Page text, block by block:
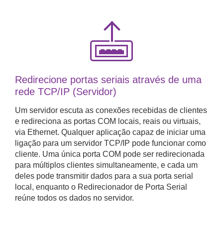
Redirecione portas seriais através de uma
rede TCP/IP (Servidor)
Um servidor escuta as conexões recebidas de clientes
e redireciona as portas COM locais, reais ou virtuais,
via Ethernet. Qualquer aplicação capaz de iniciar uma
ligação para um servidor TCP/IP pode funcionar como
cliente. Uma única porta COM pode ser redirecionada
para múltiplos clientes simultaneamente, e cada um
deles pode transmitir dados para a sua porta serial
local, enquanto o Redirecionador de Porta Serial
reúne todos os dados no servidor.